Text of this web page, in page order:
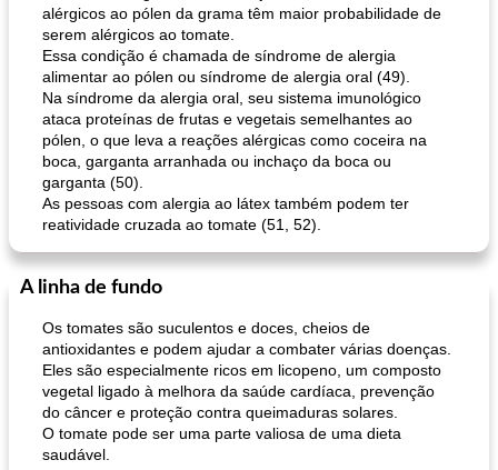
alérgicos ao pólen da grama têm maior probabilidade de
serem alérgicos ao tomate.
Essa condição é chamada de síndrome de alergia
alimentar ao pólen ou síndrome de alergia oral (49).
Na síndrome da alergia oral, seu sistema imunológico
ataca proteínas de frutas e vegetais semelhantes ao
pólen, o que leva a reações alérgicas como coceira na
boca, garganta arranhada ou inchaço da boca ou
garganta (50).
As pessoas com alergia ao látex também podem ter
reatividade cruzada ao tomate (51, 52).
A linha de fundo
Os tomates são suculentos e doces, cheios de
antioxidantes e podem ajudar a combater várias doenças.
Eles são especialmente ricos em licopeno, um composto
vegetal ligado à melhora da saúde cardíaca, prevenção
do câncer e proteção contra queimaduras solares.
O tomate pode ser uma parte valiosa de uma dieta
saudável.